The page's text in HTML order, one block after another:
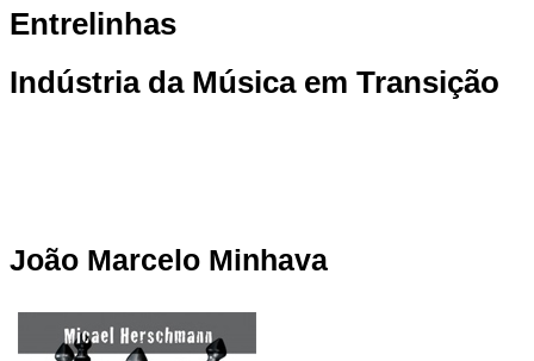
Entrelinhas
Indústria da Música em Transição
João Marcelo Minhava